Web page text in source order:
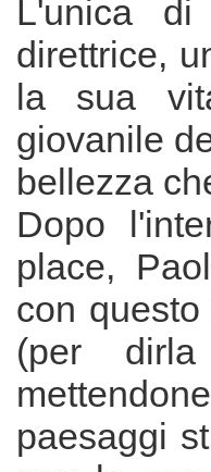
L'unica
direttrice,
la sua
giovanile
bellezza
Dopo
place,
con
(per
paesaggi